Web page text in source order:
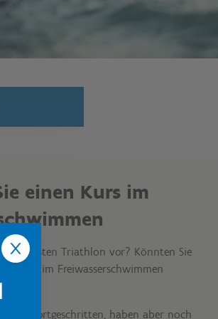
einen Kurs im
Ihren ersten Triathlon vor? Könnten Sie
Tricks im Freiwasserschwimmen
weiter fortgeschritten, haben aber noch